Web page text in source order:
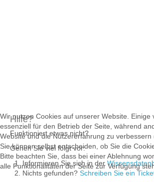
Hilfe?
Funktioniert etwas nicht?
Gehen Sie viel folgt vor:
Informieren Sie sich in der
Nichts gefunden? Schreiben Sie ein
Wir nutzen Cookies auf unserer Website. Einige
essenziell für den Betrieb der Seite, während
Website und die Nutzererfahrung zu verbessern
Sie können selbst entscheiden, ob Sie die
Bitte beachten Sie, dass bei einer Ablehnung
alle Funktionalitäten der Seite zur Verfügung